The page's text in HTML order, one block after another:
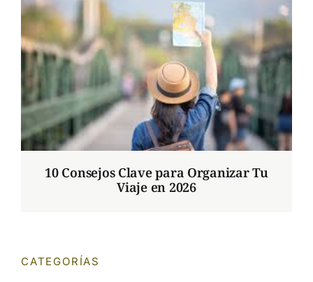
10 Consejos Clave para Organizar Tu
Viaje en 2026
CATEGORÍAS